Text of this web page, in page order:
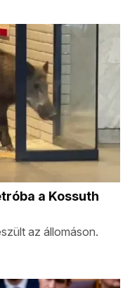
a Kossuth
az állomáson.